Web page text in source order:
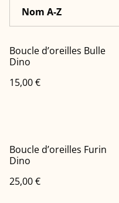
Boucle d’oreilles Bulle
Dino
15,00 €
Boucle d’oreilles Furin
Dino
25,00 €